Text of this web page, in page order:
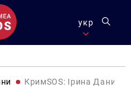
укр
КримSOS: Ірина